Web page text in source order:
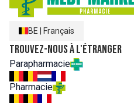
BE Français
Trouvez-nous à l'étranger
Parapharmacie
Pharmacie